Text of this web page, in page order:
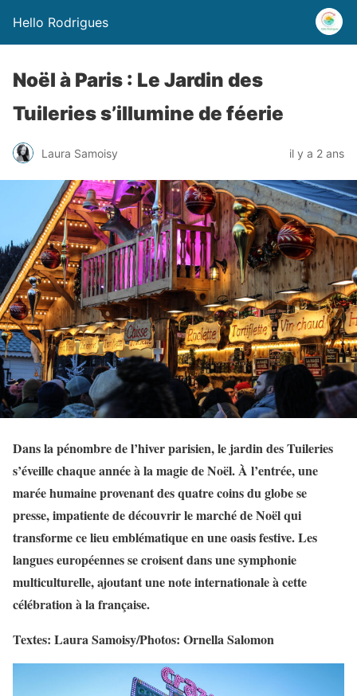
Hello Rodrigues
Noël à Paris : Le Jardin des
Tuileries s’illumine de féerie
Laura Samoisy il y a 2 ans
Dans la pénombre de l’hiver parisien, le jardin des Tuileries
s’éveille chaque année à la magie de Noël. À l’entrée, une
marée humaine provenant des quatre coins du globe se
presse, impatiente de découvrir le marché de Noël qui
transforme ce lieu emblématique en une oasis festive. Les
langues européennes se croisent dans une symphonie
multiculturelle, ajoutant une note internationale à cette
célébration à la française.
Textes: Laura Samoisy/Photos: Ornella Salomon